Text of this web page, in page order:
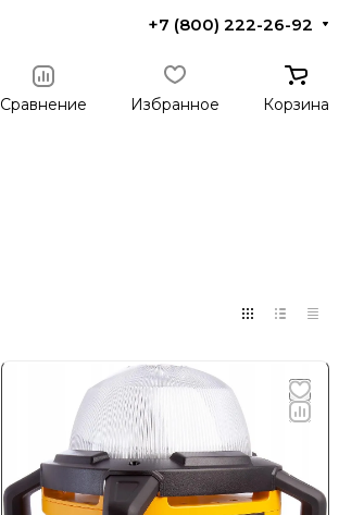
+7 (800) 222-26-92
Сравнение Избранное Корзина